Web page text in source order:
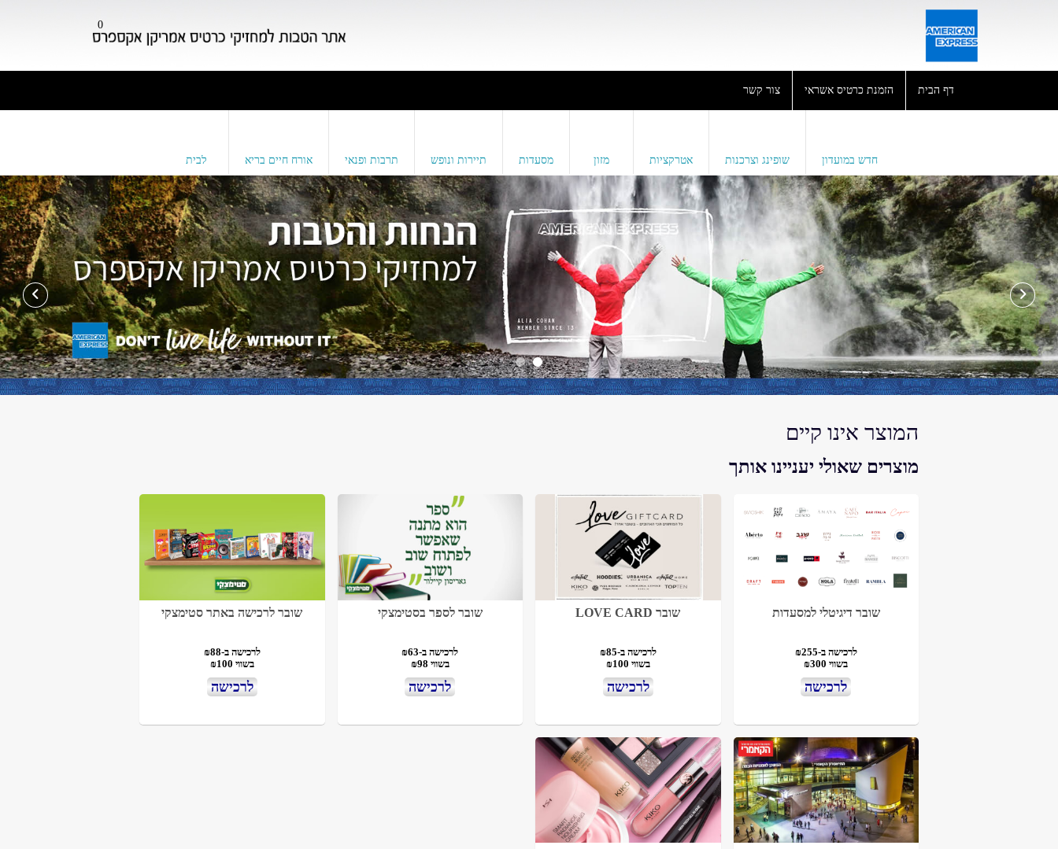
0
דף הבית הזמנת כרטיס אשראי צור קשר
חדש במועדון שופינג וצרכנות אטרקציות מזון מסעדות תיירות ונופש תרבות ופנאי אורח חיים בריא לבית
המוצר אינו קיים
מוצרים שאולי יעניינו אותך
שובר דיגיטלי למסעדות
לרכישה ב-₪255
בשווי ₪300
לרכישה
שובר LOVE CARD
לרכישה ב-₪85
בשווי ₪100
לרכישה
שובר לספר בסטימצקי
לרכישה ב-₪63
בשווי ₪98
לרכישה
שובר לרכישה באתר סטימצקי
לרכישה ב-₪88
בשווי ₪100
לרכישה